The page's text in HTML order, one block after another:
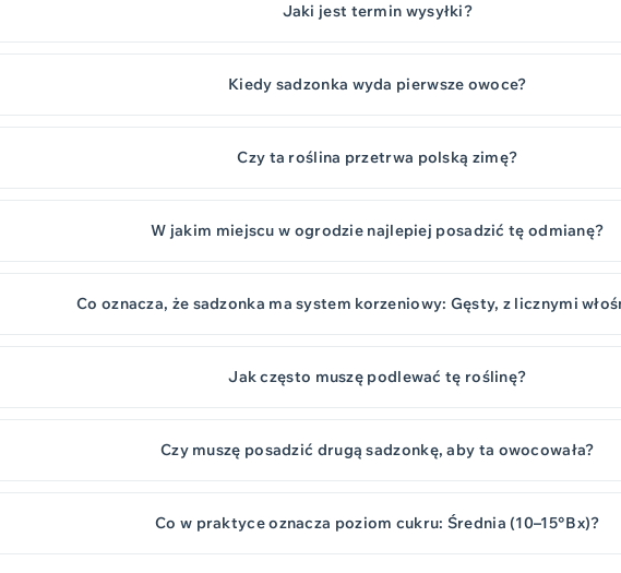
Jaki jest termin wysyłki?
Kiedy sadzonka wyda pierwsze owoce?
Czy ta roślina przetrwa polską zimę?
W jakim miejscu w ogrodzie najlepiej posadzić tę odmianę?
Co oznacza, że sadzonka ma system korzeniowy: Gęsty, z licznymi
Jak często muszę podlewać tę roślinę?
Czy muszę posadzić drugą sadzonkę, aby ta owocowała?
Co w praktyce oznacza poziom cukru: Średnia (10–15°Bx)?